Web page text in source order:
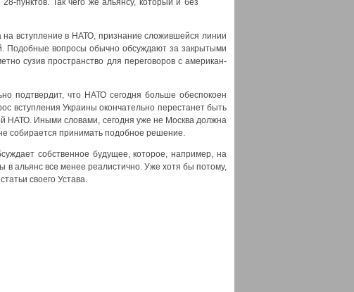
пунк­тов. Так чего же аль­ян­су, кото­рый и без
на вступ­ле­ние в НАТО, при­зна­ние сло­жив­шей­ся линии
Подоб­ные вопро­сы обыч­но обсуж­да­ют за закры­ты­ми
сузив про­стран­ство для пере­го­во­ров с аме­ри­кан­
под­твер­дит, что НАТО сего­дня боль­ше обес­по­ко­ен
вступ­ле­ния Укра­и­ны окон­ча­тель­но пере­ста­нет быть
НАТО. Ины­ми сло­ва­ми, сего­дня уже не Москва долж­на
соби­ра­ет­ся при­ни­мать подоб­ное реше­ние.
соб­ствен­ное буду­щее, кото­рое, напри­мер, на
в аль­янс все менее реа­ли­стич­но. Уже хотя бы пото­му,
сво­е­го Уста­ва.